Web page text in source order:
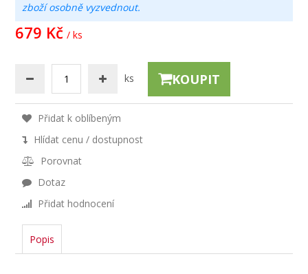
zboží osobně vyzvednout.
679 Kč / ks
ks KOUPIT
Přidat k oblíbeným
Hlídat cenu / dostupnost
Porovnat
Dotaz
Přidat hodnocení
Popis